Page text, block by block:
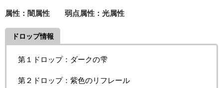
属性：闇属性 弱点属性：光属性
ドロップ情報
第１ドロップ：ダークの雫
第２ドロップ：紫色のリフレール